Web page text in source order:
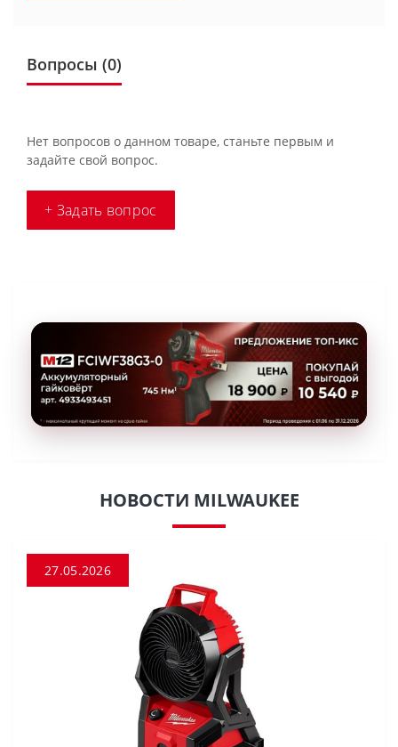
Вопросы (0)
Нет вопросов о данном товаре, станьте первым и
задайте свой вопрос.
+ Задать вопрос
НОВОСТИ MILWAUKEE
27.05.2026